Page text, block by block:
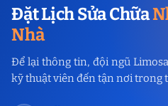
Đặt Lịch Sửa Chữa
Nhà
Để lại thông tin, đội ngũ
kỹ thuật viên đến tận nơi trong